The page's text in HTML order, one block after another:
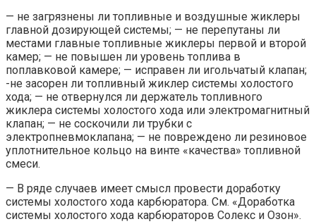
— не загрязнены ли топливные и воздушные жиклеры
главной дозирующей системы; — не перепутаны ли
местами главные топливные жиклеры первой и второй
камер; — не повышен ли уровень топлива в
поплавковой камере; — исправен ли игольчатый клапан;
-не засорен ли топливный жиклер системы холостого
хода; — не отвернулся ли держатель топливного
жиклера системы холостого хода или электромагнитный
клапан; — не соскочили ли трубки с
электропневмоклапана; — не повреждено ли резиновое
уплотнительное кольцо на винте «качества» топливной
смеси.
— В ряде случаев имеет смысл провести доработку
системы холостого хода карбюратора. См. «Доработка
системы холостого хода карбюраторов Солекс и Озон».